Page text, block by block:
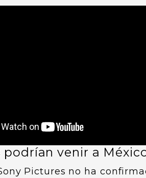
podrían venir a
Pictures no ha